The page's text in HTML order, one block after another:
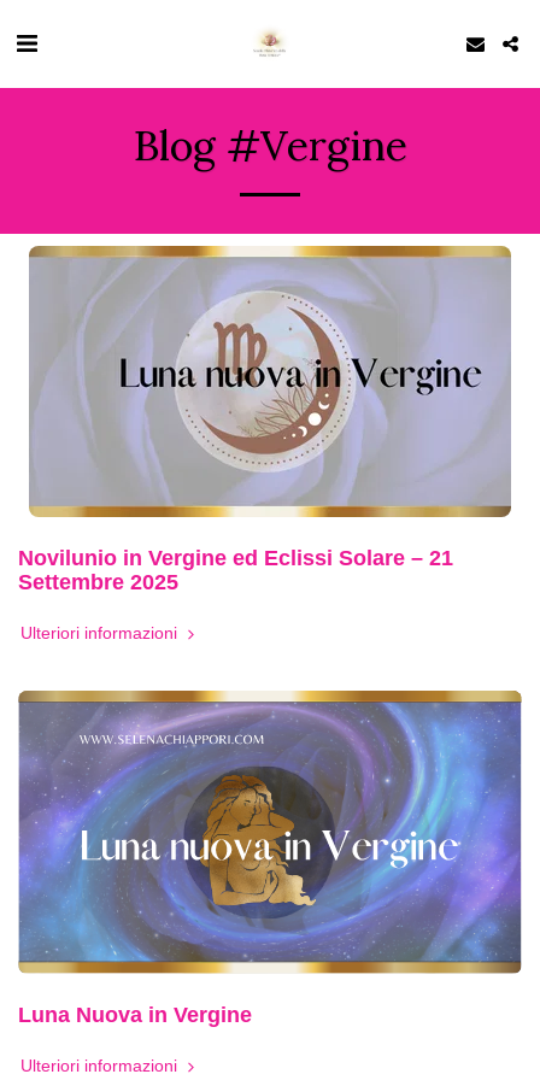
Blog #Vergine
Novilunio in Vergine ed Eclissi Solare – 21
Settembre 2025
Ulteriori informazioni
Luna Nuova in Vergine
Ulteriori informazioni